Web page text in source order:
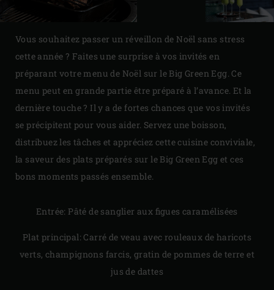
Vous souhaitez passer un réveillon de Noël sans stress
cette année ? Faites une surprise à vos invités en
préparant votre menu de Noël sur le Big Green Egg. Ce
menu peut en grande partie être préparé à l’avance. Et la
dernière touche ? Il y a de fortes chances que vos invités
se précipitent pour vous aider. Servez une boisson,
distribuez les tâches et appréciez cette cuisine conviviale,
la saveur des plats préparés sur le Big Green Egg et ces
bons moments passés ensemble.
Entrée: Pâté de sanglier aux figues caramélisées
Plat principal: Carré de veau avec rouleaux de haricots
verts, champignons farcis, gratin de pommes de terre et
jus de dattes